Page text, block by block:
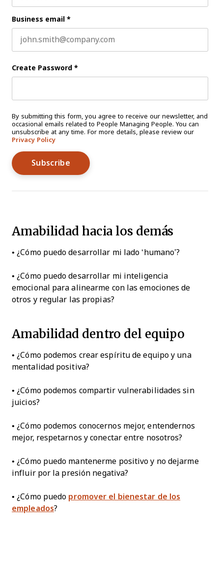
Business email *
Create Password *
By submitting this form, you agree to receive our newsletter, and
occasional emails related to People Managing People. You can
unsubscribe at any time. For more details, please review our
Privacy Policy
Amabilidad hacia los demás
• ¿Cómo puedo desarrollar mi lado ‘humano’?
• ¿Cómo puedo desarrollar mi inteligencia
emocional para alinearme con las emociones de
otros y regular las propias?
Amabilidad dentro del equipo
• ¿Cómo podemos crear espíritu de equipo y una
mentalidad positiva?
• ¿Cómo podemos compartir vulnerabilidades sin
juicios?
• ¿Cómo podemos conocernos mejor, entendernos
mejor, respetarnos y conectar entre nosotros?
• ¿Cómo puedo mantenerme positivo y no dejarme
influir por la presión negativa?
• ¿Cómo puedo promover el bienestar de los
empleados?